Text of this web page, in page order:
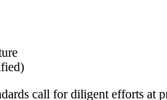
call for diligent efforts at